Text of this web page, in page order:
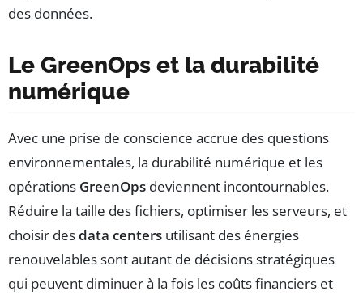
des données.
Le GreenOps et la durabilité
numérique
Avec une prise de conscience accrue des questions
environnementales, la durabilité numérique et les
opérations GreenOps deviennent incontournables.
Réduire la taille des fichiers, optimiser les serveurs, et
choisir desdata centers utilisant des énergies
renouvelables sont autant de décisions stratégiques
qui peuvent diminuer à la fois les coûts financiers et